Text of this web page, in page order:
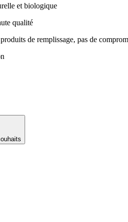
et biologique
qualité
de remplissage, pas de